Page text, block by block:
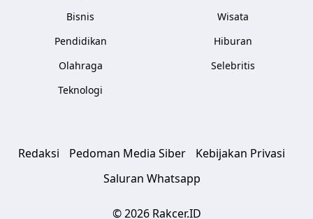
Bisnis
Pendidikan
Olahraga
Teknologi
Wisata
Hiburan
Selebritis
Redaksi Pedoman Media Siber
Kebijakan Privasi
Saluran Whatsapp
© 2026 Rakcer.ID